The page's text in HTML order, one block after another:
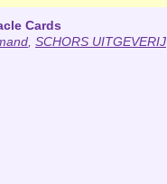
Cards
SCHORS UITGEVERIJ